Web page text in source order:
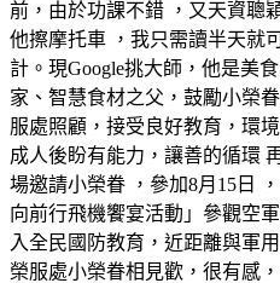
前，由於功課不錯 ，又天資聰
他擦摩托車 ，我只需讀半天就
計。現Google挑大師，他是美
家、智慧食材之父，鼓勵小榮
服處照顧，接受良好教育，環
成人後盼有能力，讓善的循環
場邀請小榮眷 ，參加8月15日
向前行飛機饗宴活動」參觀空
入全民國防教育，近距離與軍
榮服處小榮眷相見歡，很有感